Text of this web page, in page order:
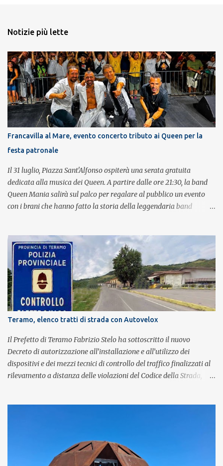
Notizie più lette
Francavilla al Mare, evento concerto tributo ai Queen per la
festa patronale
Il 31 luglio, Piazza Sant'Alfonso ospiterà una serata gratuita
dedicata alla musica dei Queen. A partire dalle ore 21:30, la band
Queen Mania salirà sul palco per regalare al pubblico un evento
con i brani che hanno fatto la storia della leggendaria band
con grande successo la passione e l'energia del celebre gruppo. Lo
spettacolo si inserisce nell'ambito dei festeggiamenti in onore di
Sant'Alfonso, il santo patrono della città. La formazione sul palco è
composta da Simone Fortuna alla batteria e voce, Fabrizio
Palermo al basso e voce, Tiziano Giampieri alla chitarra e voce, e
Salvo Vinci alla voce. Salvo Vinci è la voce scelta direttamente da
Brian May e Roger Taylor per il musical We Will Rock You.
Teramo, elenco tratti di strada con Autovelox
Il Prefetto di Teramo Fabrizio Stelo ha sottoscritto il nuovo
Decreto di autorizzazione all’installazione e all’utilizzo dei
dispositivi e dei mezzi tecnici di controllo del traffico finalizzati al
rilevamento a distanza delle violazioni del Codice della Strada,
del C.d.S., in particolare del superamento dei limiti di velocità. Il
provvedimento, spiega il Prefetto, è stato emanato a seguito del